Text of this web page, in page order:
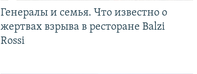
Генералы и семья. Что известно о
жертвах взрыва в ресторане Balzi
Rossi